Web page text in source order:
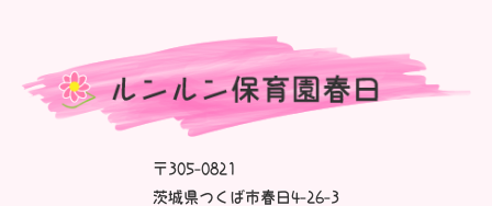
〒305-0821
茨城県つくば市春日4-26-3